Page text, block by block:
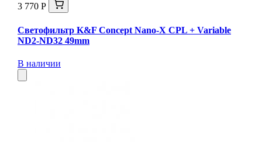
3 770 Р
Светофильтр K&F Concept Nano-X CPL + Variable
ND2-ND32 49mm
В наличии